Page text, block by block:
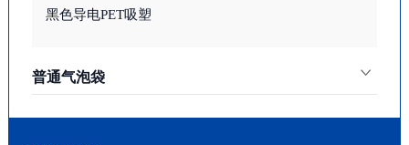
黑色导电PET吸塑
普通气泡袋